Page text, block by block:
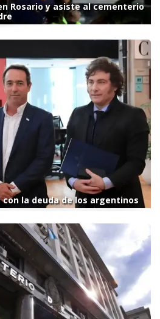
Rosario y asiste al cementerio
con la deuda de los argentinos